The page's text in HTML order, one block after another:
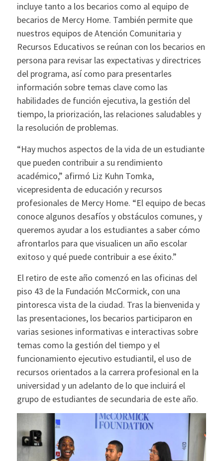
incluye tanto a los becarios como al equipo de
becarios de Mercy Home. También permite que
nuestros equipos de Atención Comunitaria y
Recursos Educativos se reúnan con los becarios en
persona para revisar las expectativas y directrices
del programa, así como para presentarles
información sobre temas clave como las
habilidades de función ejecutiva, la gestión del
tiempo, la priorización, las relaciones saludables y
la resolución de problemas.
“Hay muchos aspectos de la vida de un estudiante
que pueden contribuir a su rendimiento
académico,” afirmó Liz Kuhn Tomka,
vicepresidenta de educación y recursos
profesionales de Mercy Home. “El equipo de becas
conoce algunos desafíos y obstáculos comunes, y
queremos ayudar a los estudiantes a saber cómo
afrontarlos para que visualicen un año escolar
exitoso y qué puede contribuir a ese éxito.”
El retiro de este año comenzó en las oficinas del
piso 43 de la Fundación McCormick, con una
pintoresca vista de la ciudad. Tras la bienvenida y
las presentaciones, los becarios participaron en
varias sesiones informativas e interactivas sobre
temas como la gestión del tiempo y el
funcionamiento ejecutivo estudiantil, el uso de
recursos orientados a la carrera profesional en la
universidad y un adelanto de lo que incluirá el
grupo de estudiantes de secundaria de este año.